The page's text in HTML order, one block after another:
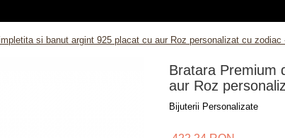
si banut argint 925 placat cu aur Roz personalizat cu zodiac
Bratara Premium
aur Roz
Bijuterii Personalizate